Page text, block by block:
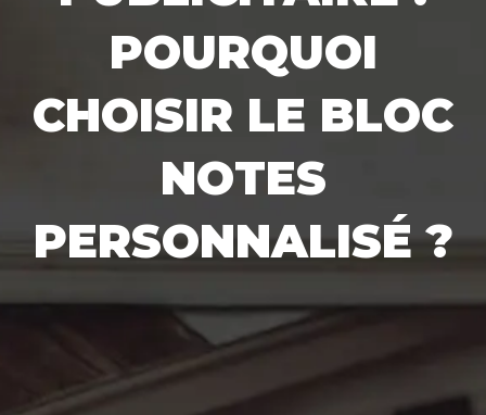
POURQUOI
CHOISIR LE BLOC
NOTES
PERSONNALISÉ ?